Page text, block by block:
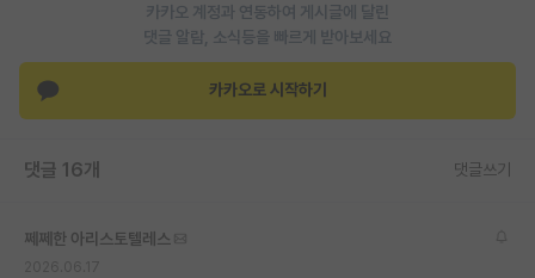
반도체/AI 게시판
장학금/장학생 게시판
홍보 게시판
커리어
카카오 계정과 연동하여 게시글에 달린
댓글 알람, 소식등을 빠르게 받아보세요
카카오로 시작하기
댓글 16개 댓글쓰기
쩨쩨한 아리스토텔레스